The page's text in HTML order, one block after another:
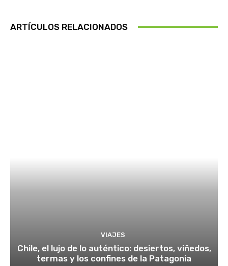
ARTÍCULOS RELACIONADOS
VIAJES
Chile, el lujo de lo auténtico: desiertos, viñedos,
termas y los confines de la Patagonia